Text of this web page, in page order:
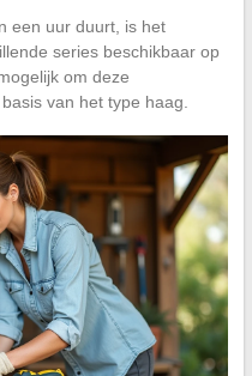
een uur duurt, is het
series beschikbaar op
om deze
van het type haag.